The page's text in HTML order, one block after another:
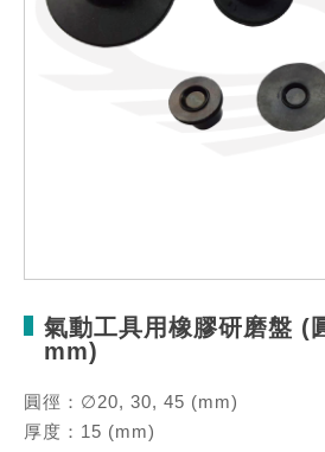
氣動工具用橡膠研磨盤 (
mm)
圓徑：∅20, 30, 45 (mm)
厚度：15 (mm)